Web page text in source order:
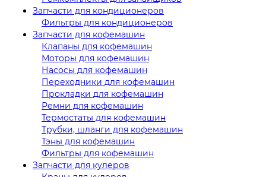
Запчасти для кондиционеров
Фильтры для кондиционеров
Запчасти для кофемашин
Клапаны для кофемашин
Моторы для кофемашин
Насосы для кофемашин
Переходники для кофемашин
Прокладки для кофемашин
Ремни для кофемашин
Термостаты для кофемашин
Трубки, шланги для кофемашин
Тэны для кофемашин
Фильтры для кофемашин
Запчасти для кулеров